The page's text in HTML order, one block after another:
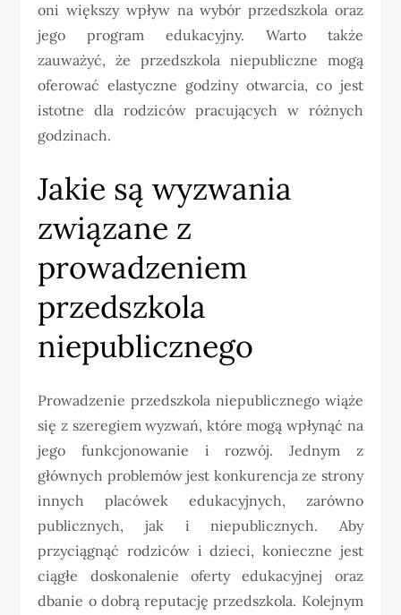
oni większy wpływ na wybór przedszkola oraz
jego program edukacyjny. Warto także
zauważyć, że przedszkola niepubliczne mogą
oferować elastyczne godziny otwarcia, co jest
istotne dla rodziców pracujących w różnych
godzinach.
Jakie są wyzwania
związane z
prowadzeniem
przedszkola
niepublicznego
Prowadzenie przedszkola niepublicznego wiąże
się z szeregiem wyzwań, które mogą wpłynąć na
jego funkcjonowanie i rozwój. Jednym z
głównych problemów jest konkurencja ze strony
innych placówek edukacyjnych, zarówno
publicznych, jak i niepublicznych. Aby
przyciągnąć rodziców i dzieci, konieczne jest
ciągłe doskonalenie oferty edukacyjnej oraz
dbanie o dobrą reputację przedszkola. Kolejnym